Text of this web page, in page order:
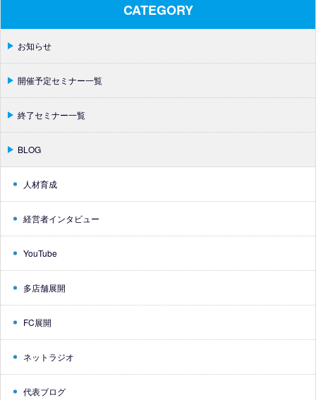
CATEGORY
お知らせ
開催予定セミナー一覧
終了セミナー一覧
BLOG
人材育成
経営者インタビュー
YouTube
多店舗展開
FC展開
ネットラジオ
代表ブログ